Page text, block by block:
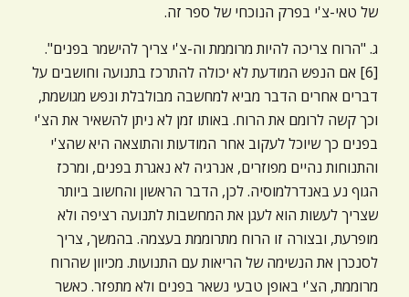
של טאי-צ'י בפרק הנוכחי של ספר זה.
ג. "הרוח צריכה להיות מרוממת וה-צ'י צריך להישמר בפנים".
[6] אם הנפש המודעת לא יכולה להתרכז בתנועה וחושבים על
דברים אחרים הדבר מביא למחשבה מבולבלת ונפש מגושמת,
וכך קשה לרומם את הרוח. באותו זמן לא ניתן להשאיר את הצ'י
בפנים כך שיוכל לעקוב אחר המודעות והתוצאה היא שהצ'י
והתנוחות נהיים מפוזרים, אנרגיה לא נאגרת בפנים, ומרכז
הגוף נע באנדרלמוסיה. לכן, הדבר הראשון והחשוב ביותר
שצריך לעשות הוא לעגן את המחשבות לתנועה רציפה ולא
מופרעת, ובצורה זו הרוח מתרוממת בעצמה. בהמשך, צריך
לסנכרן את הנשימה של הריאות עם התנועות. מכיוון שהרוח
מרוממת, הצ'י באופן טבעי נשאר בפנים ולא מתפזר. כאשר